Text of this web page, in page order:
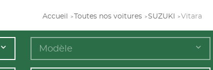
Accueil Toutes nos voitures SUZUKI Vitara
Modèle